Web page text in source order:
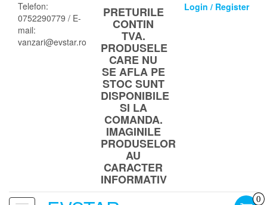
content
Telefon:
0752290779 / E-
mail:
vanzari@evstar.ro
PRETURILE
CONTIN
TVA.
PRODUSELE
CARE NU
SE AFLA PE
STOC SUNT
DISPONIBILE
SI LA
COMANDA.
IMAGINILE
PRODUSELOR
AU
CARACTER
INFORMATIV
Login / Register
0